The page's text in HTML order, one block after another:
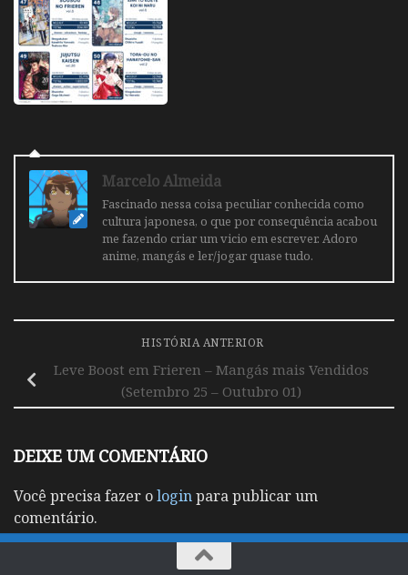
Marcelo Almeida
Fascinado nessa coisa peculiar conhecida como
cultura japonesa, o que por consequência acabou
me fazendo criar um vicio em escrever. Adoro
anime, mangás e ler/jogar quase tudo.
HISTÓRIA ANTERIOR
Leve Boost em Frieren – Mangás mais Vendidos
(Setembro 25 – Outubro 01)
DEIXE UM COMENTÁRIO
Você precisa fazer ologinpara publicar um
comentário.